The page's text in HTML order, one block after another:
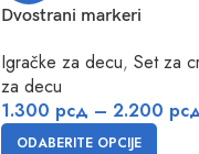
Dvostrani markeri
Igračke za decu, Set za
za decu
1.300 рсд – 2.200
ODABERITE OPCIJE